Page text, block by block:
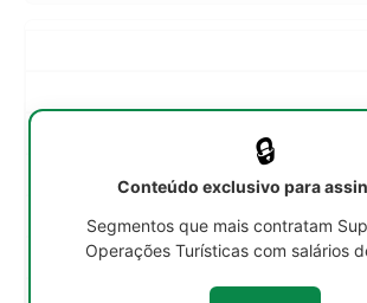
🔒
Conteúdo exclusivo para
Segmentos que mais contratam
Operações Turísticas com salários